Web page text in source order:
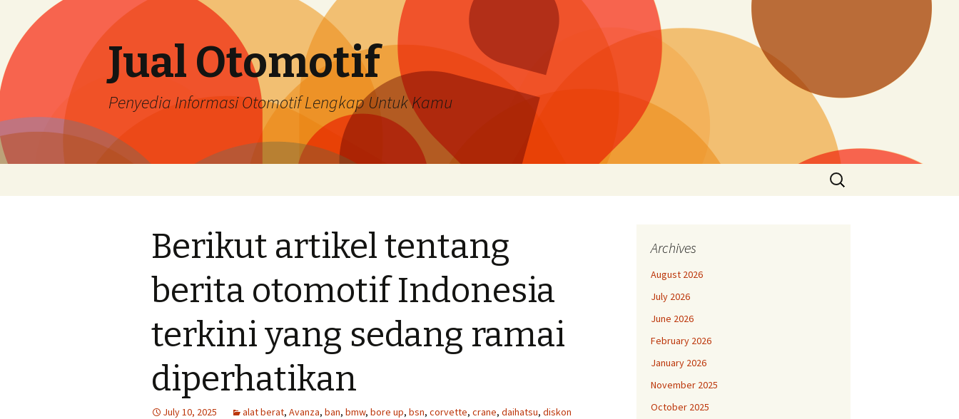
Jual Otomotif
Penyedia Informasi Otomotif Lengkap Untuk Kamu
Search
for:
Berikut artikel tentang
berita otomotif Indonesia
terkini yang sedang ramai
diperhatikan
July 10, 2025 alat berat, Avanza, ban, bmw, bore up, bsn, corvette, crane, daihatsu, diskon
Archives
August 2026
July 2026
June 2026
February 2026
January 2026
November 2025
October 2025